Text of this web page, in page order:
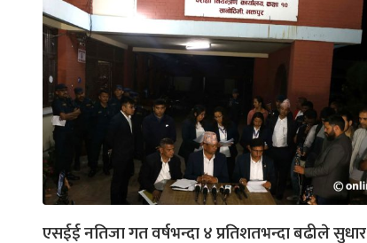
एसईई नतिजा गत वर्षभन्दा ४ प्रतिशतभन्दा बढीले सुधार